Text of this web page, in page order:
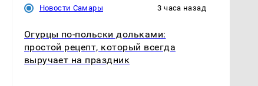
Новости Самары 3 часа назад
Огурцы по‑польски дольками:
простой рецепт, который всегда
выручает на праздник